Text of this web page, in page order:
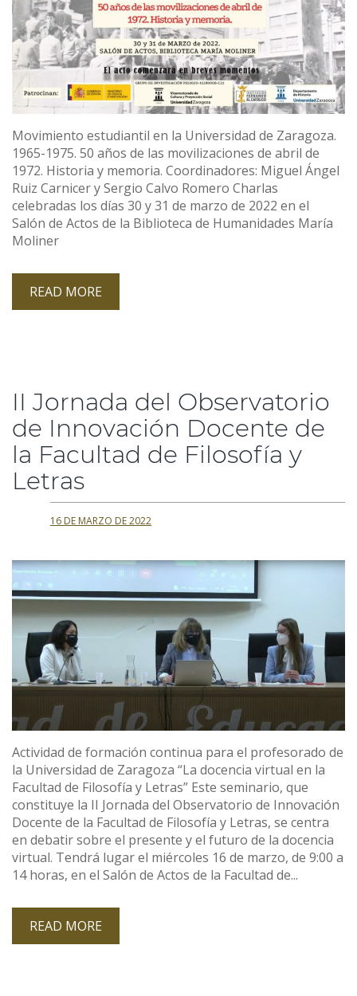
Movimiento estudiantil en la Universidad de Zaragoza.
1965-1975. 50 años de las movilizaciones de abril de
1972. Historia y memoria. Coordinadores: Miguel Ángel
Ruiz Carnicer y Sergio Calvo Romero Charlas
celebradas los días 30 y 31 de marzo de 2022 en el
Salón de Actos de la Biblioteca de Humanidades María
Moliner
READ MORE
II Jornada del Observatorio
de Innovación Docente de
la Facultad de Filosofía y
Letras
16 DE MARZO DE 2022
Actividad de formación continua para el profesorado de
la Universidad de Zaragoza “La docencia virtual en la
Facultad de Filosofía y Letras” Este seminario, que
constituye la II Jornada del Observatorio de Innovación
Docente de la Facultad de Filosofía y Letras, se centra
en debatir sobre el presente y el futuro de la docencia
virtual. Tendrá lugar el miércoles 16 de marzo, de 9:00 a
14 horas, en el Salón de Actos de la Facultad de...
READ MORE